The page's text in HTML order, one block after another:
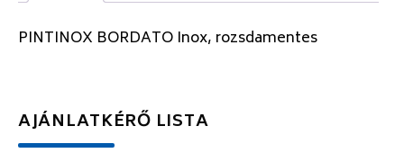
PINTINOX BORDATO Inox, rozsdamentes
AJÁNLATKÉRŐ LISTA